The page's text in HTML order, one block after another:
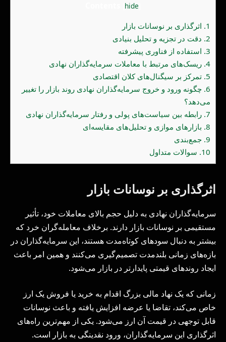
hide
1. اثرگذاری بر نوسانات بازار
2. دقت در تجزیه و تحلیل بنیادی
3. استفاده از فناوری پیشرفته
4. ریسک‌های مرتبط با معاملات سرمایه‌گذاران نهادی
5. تمرکز بر سیگنال‌های کلان اقتصادی
6. چگونه ورود و خروج سرمایه‌گذاران نهادی روند بازار را تغییر
می‌دهد؟
7. رابطه بین سیاست‌های پولی و رفتار سرمایه‌گذاران نهادی
8. بازارهای موازی و تحلیل‌های مقایسه‌ای
9. جمع‌بندی
10. سوالات متداول
اثرگذاری بر نوسانات بازار
سرمایه‌گذاران نهادی به دلیل حجم بالای معاملات خود، تأثیر
مستقیمی بر نوسانات بازار دارند. برخلاف معامله‌گران خرد که
بیشتر به دنبال سودهای کوتاه‌مدت هستند، این سرمایه‌گذاران در
بازه‌های زمانی بلندمدت تصمیم‌گیری می‌کنند و همین امر باعث
ایجاد روندهای قیمتی پایدارتر در بازار می‌شود.
زمانی که یک نهاد مالی بزرگ اقدام به خرید یا فروش یک ارز
خاص می‌کند، تقاضا یا عرضه افزایش یافته و باعث نوسانات
قابل توجهی در قیمت آن ارز می‌شود. یکی از مهم‌ترین راه‌های
اثرگذاری این سرمایه‌گذاران، ورود نقدینگی به بازار است.